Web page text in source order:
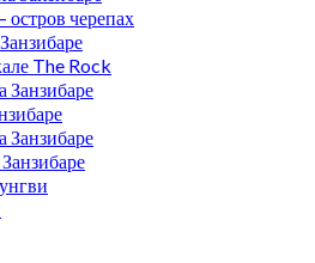
черепах
The Rock
Занзибаре
Занзибаре